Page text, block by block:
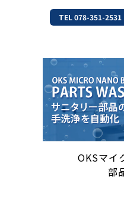
TEL 078-351-2531
OKSマイ
部